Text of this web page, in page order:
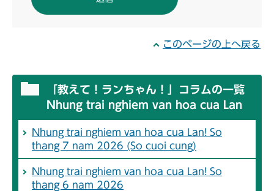
このページの上へ戻る
「教えて！ランちゃん！」コラムの一覧
Nhung trai nghiem van hoa cua Lan
Nhung trai nghiem van hoa cua Lan! So
thang 7 nam 2026 (So cuoi cung)
Nhung trai nghiem van hoa cua Lan! So
thang 6 nam 2026